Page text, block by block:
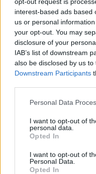
interest-based ads based
us or personal
your opt-out. You may
disclosure of your
IAB’s list of downstream
also be disclosed by us
Downstream Participants
Personal Data
I want to opt-out of
personal data.
Opted In
I want to opt-out of
Personal Data.
Opted In
καθημερινά
7 Αυγούστου, 2026
Σε εξέλιξη οι δηλώσεις
διαδικασία
7 Αυγούστου, 2026
Πότε πληρώνονται οι
Ξεκινούν οι ετήσιες
7 Αυγούστου, 2026